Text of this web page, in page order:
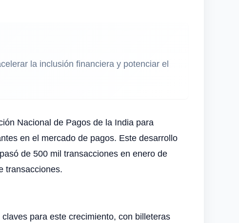
la inclusión financiera y potenciar el
Nacional de Pagos de la India para
en el mercado de pagos. Este desarrollo
de 500 mil transacciones en enero de
transacciones.
para este crecimiento, con billeteras